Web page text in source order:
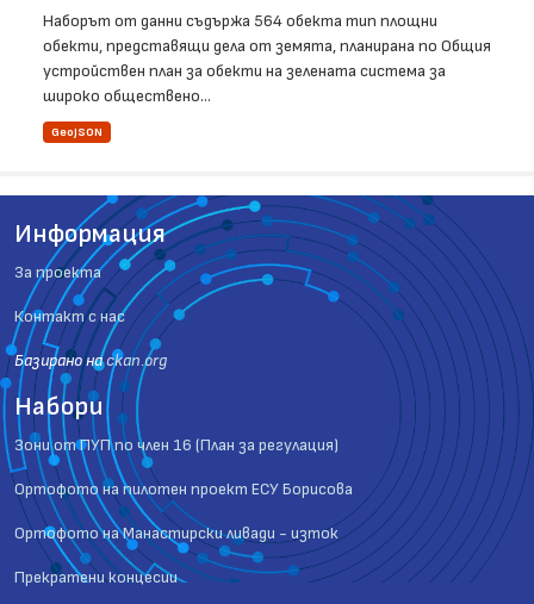
Наборът от данни съдържа 564 обекта тип площни
обекти, представящи дела от земята, планирана по Общия
устройствен план за обекти на зелената система за
широко обществено...
GeoJSON
Информация
За проекта
Контакт с нас
Базиранo наckan.org
Набори
Зони от ПУП по член 16 (План за регулация)
Ортофото на пилотен проект ЕСУ Борисова
Ортофото на Манастирски ливади - изток
Прекратени концесии